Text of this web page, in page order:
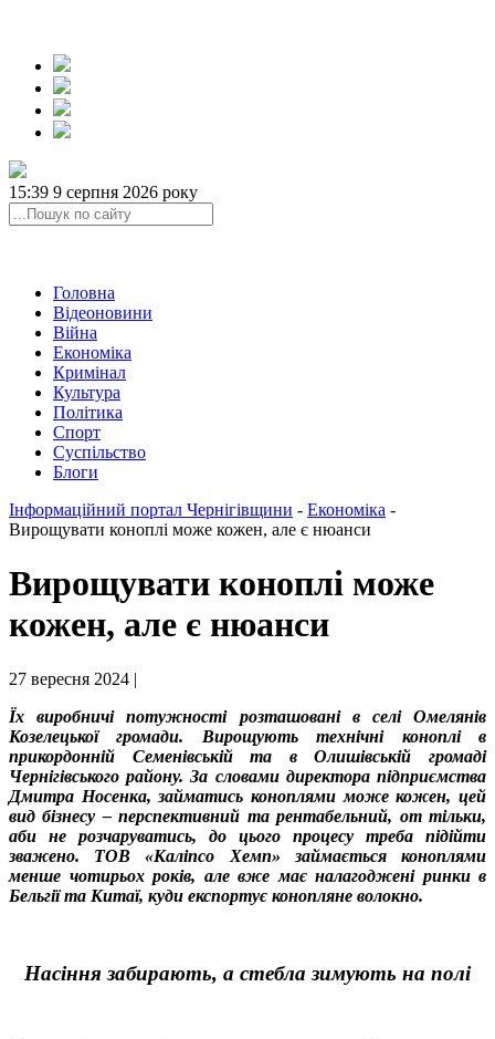
15:39 9 серпня 2026 року
Головна
Відеоновини
Війна
Економіка
Кримінал
Культура
Політика
Спорт
Суспільство
Блоги
Інформаційний портал Чернігівщини - Економіка -
Вирощувати коноплі може кожен, але є нюанси
Вирощувати коноплі може
кожен, але є нюанси
27 вересня 2024 |
Їх виробничі потужності розташовані в селі Омелянів
Козелецької громади. Вирощують технічні коноплі в
прикордонній Семенівській та в Олишівській громаді
Чернігівського району. За словами директора підприємства
Дмитра Носенка, займатись коноплями може кожен, цей
вид бізнесу – перспективний та рентабельний, от тільки,
аби не розчаруватись, до цього процесу треба підійти
зважено. ТОВ «Каліпсо Хемп» займається коноплями
менше чотирьох років, але вже має налагоджені ринки в
Бельгії та Китаї, куди експортує конопляне волокно.
Насіння забирають, а стебла зимують на полі